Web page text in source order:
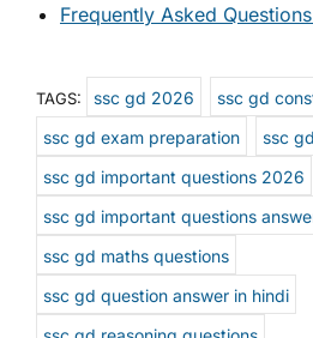
Frequently Asked
TAGS: ssc gd 2026
ssc gd
ssc gd exam preparation
ssc
ssc gd important questions 2026
ssc gd important questions
ssc gd maths questions
ssc gd question answer in hindi